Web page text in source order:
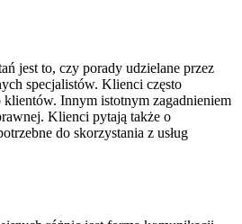
jest to, czy porady udzielane przez
specjalistów. Klienci często
klientów. Innym istotnym zagadnieniem
Klienci pytają także o
do skorzystania z usług